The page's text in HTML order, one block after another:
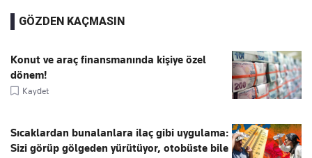
GÖZDEN KAÇMASIN
Konut ve araç finansmanında kişiye özel
dönem!
Kaydet
Sıcaklardan bunalanlara ilaç gibi uygulama:
Sizi görüp gölgeden yürütüyor, otobüste bile